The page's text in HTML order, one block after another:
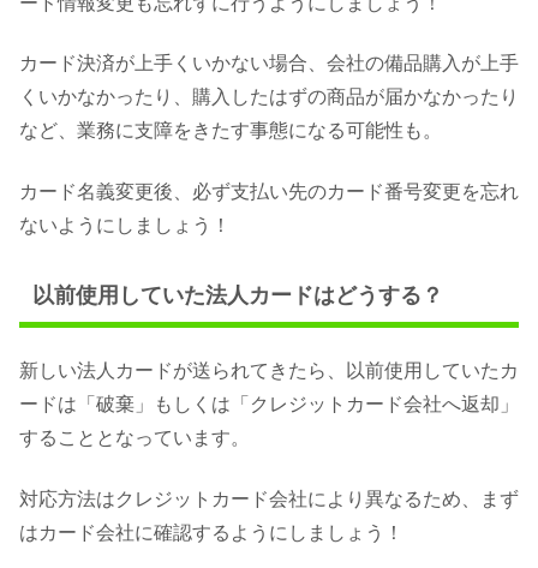
カード決済が上手くいかない場合、会社の備品購入が上手
くいかなかったり、購入したはずの商品が届かなかったり
など、業務に支障をきたす事態になる可能性も。
カード名義変更後、必ず支払い先のカード番号変更を忘れ
ないようにしましょう！
以前使用していた法人カードはどうする？
新しい法人カードが送られてきたら、以前使用していたカ
ードは「破棄」もしくは「クレジットカード会社へ返却」
することとなっています。
対応方法はクレジットカード会社により異なるため、まず
はカード会社に確認するようにしましょう！